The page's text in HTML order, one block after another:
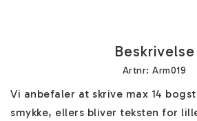
Beskrivelse
Artnr: Arm019
Vi anbefaler at skrive max 14
smykke, ellers bliver teksten for